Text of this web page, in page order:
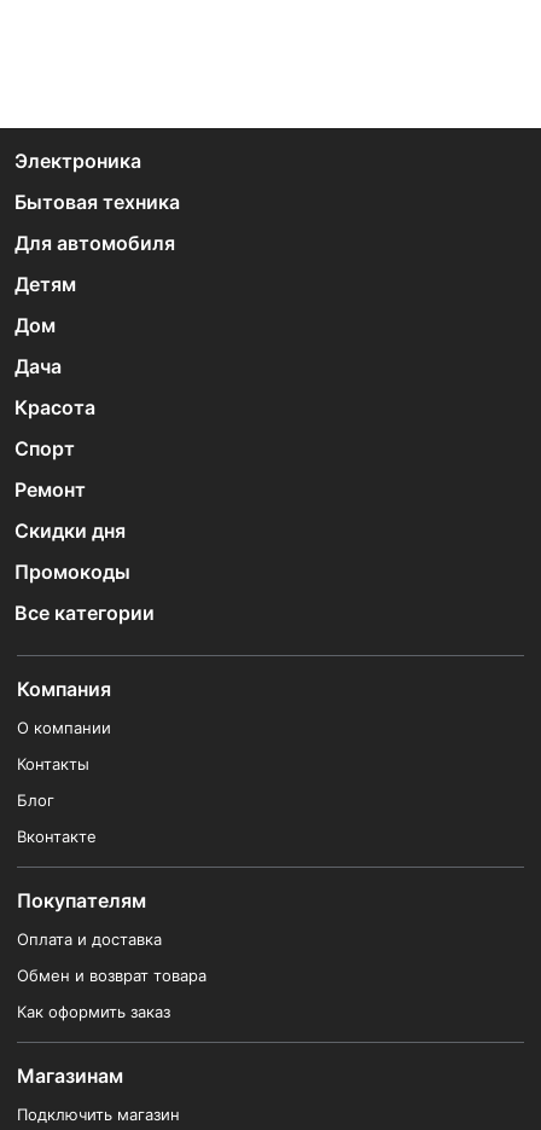
Электроника
Бытовая техника
Для автомобиля
Детям
Дом
Дача
Красота
Спорт
Ремонт
Скидки дня
Промокоды
Все категории
Компания
О компании
Контакты
Блог
Вконтакте
Покупателям
Оплата и доставка
Обмен и возврат товара
Как оформить заказ
Магазинам
Подключить магазин